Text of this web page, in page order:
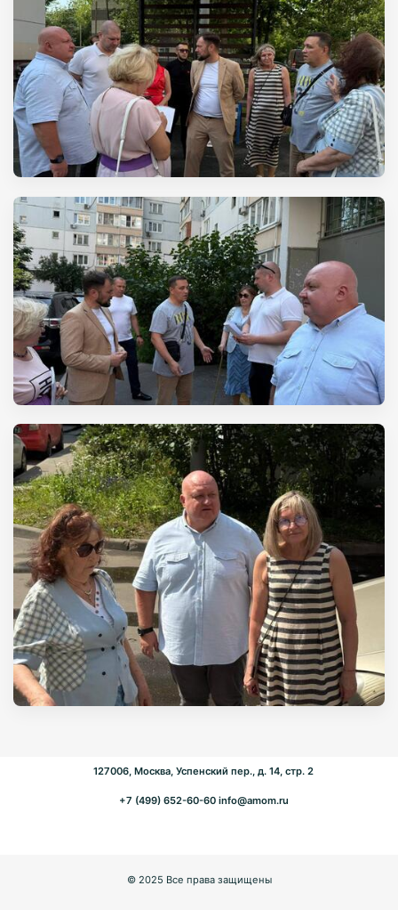
127006, Москва, Успенский пер., д. 14, стр. 2
+7 (499) 652-60-60 info@amom.ru
© 2025 Все права защищены